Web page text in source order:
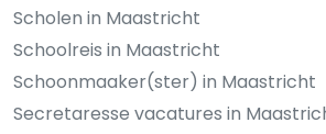
Scholen in Maastricht
Schoolreis in Maastricht
Schoonmaaker(ster) in Maastricht
Secretaresse vacatures in